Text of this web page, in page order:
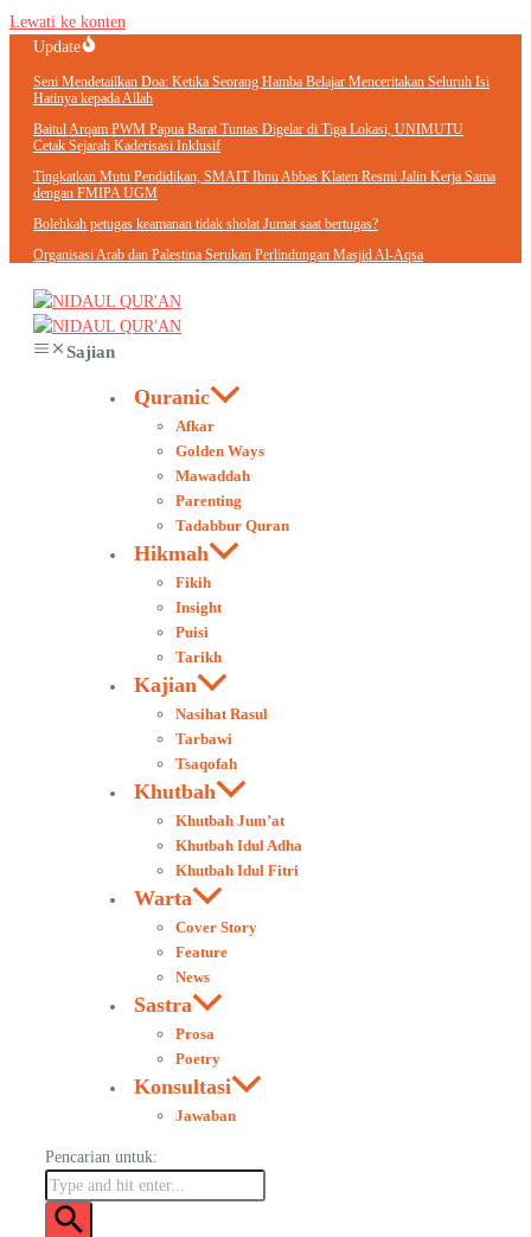
Lewati ke konten
Update
Seni Mendetailkan Doa: Ketika Seorang Hamba Belajar Menceritakan Seluruh Isi
Hatinya kepada Allah
Baitul Arqam PWM Papua Barat Tuntas Digelar di Tiga Lokasi, UNIMUTU
Cetak Sejarah Kaderisasi Inklusif
Tingkatkan Mutu Pendidikan, SMAIT Ibnu Abbas Klaten Resmi Jalin Kerja Sama
dengan FMIPA UGM
Bolehkah petugas keamanan tidak sholat Jumat saat bertugas?
Organisasi Arab dan Palestina Serukan Perlindungan Masjid Al-Aqsa
Sajian
Quranic
Afkar
Golden Ways
Mawaddah
Parenting
Tadabbur Quran
Hikmah
Fikih
Insight
Puisi
Tarikh
Kajian
Nasihat Rasul
Tarbawi
Tsaqofah
Khutbah
Khutbah Jum’at
Khutbah Idul Adha
Khutbah Idul Fitri
Warta
Cover Story
Feature
News
Sastra
Prosa
Poetry
Konsultasi
Jawaban
Pencarian untuk: